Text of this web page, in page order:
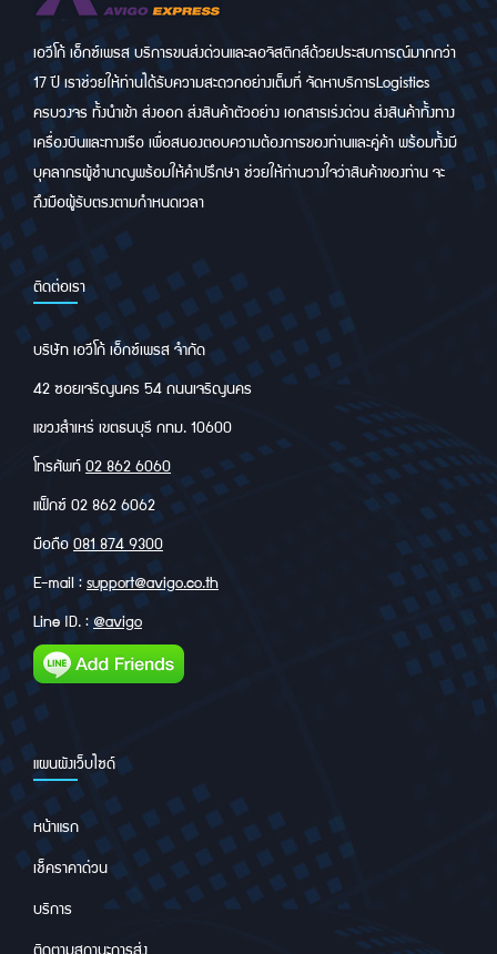
เอวีโก้ เอ็กซ์เพรส บริการขนส่งด่วนและลอจิสติกส์ด้วยประสบการณ์มากกว่า
17 ปี เราช่วยให้ท่านได้รับความสะดวกอย่างเต็มที่ จัดหาบริการLogistics
ครบวงจร ทั้งนำเข้า ส่งออก ส่งสินค้าตัวอย่าง เอกสารเร่งด่วน ส่งสินค้าทั้งทาง
เครื่องบินและทางเรือ เพื่อสนองตอบความต้องการของท่านและคู่ค้า พร้อมทั้งมี
บุคลากรผู้ชำนาญพร้อมให้คำปรึกษา ช่วยให้ท่านวางใจว่าสินค้าของท่าน จะ
ถึงมือผู้รับตรงตามกำหนดเวลา
ติดต่อเรา
บริษัท เอวีโก้ เอ็กซ์เพรส จำกัด
42 ซอยเจริญนคร 54 ถนนเจริญนคร
แขวงสำเหร่ เขตธนบุรี กทม. 10600
โทรศัพท์02 862 6060
แฟ็กซ์ 02 862 6062
มือถือ081 874 9300
E-mail :support@avigo.co.th
Line ID. :@avigo
แผนผังเว็บไซด์
หน้าแรก
เช็คราคาด่วน
บริการ